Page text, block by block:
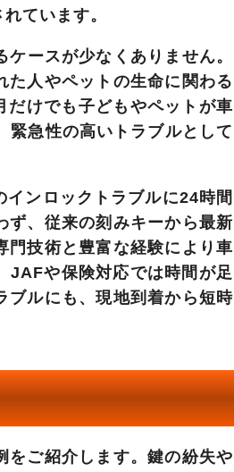
ています。
ケースが少なくありません。
た人やペットの生命に関わる
だけでも 子どもやペットが車
緊急性の高いトラブルとして
インロックトラブルに24時間
ず、従来の刻みキーから最新
門技術と豊富な経験により車
JAFや保険対応では時間が足
ブルにも、現地到着から短時
をご紹介します。鍵の紛失や